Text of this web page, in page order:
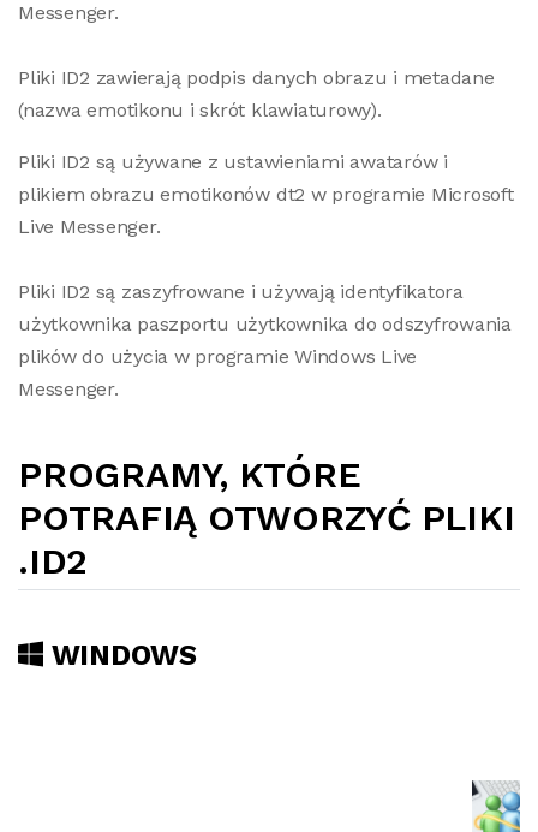
Messenger.
Pliki ID2 zawierają podpis danych obrazu i metadane
(nazwa emotikonu i skrót klawiaturowy).
Pliki ID2 są używane z ustawieniami awatarów i
plikiem obrazu emotikonów dt2 w programie Microsoft
Live Messenger.
Pliki ID2 są zaszyfrowane i używają identyfikatora
użytkownika paszportu użytkownika do odszyfrowania
plików do użycia w programie Windows Live
Messenger.
PROGRAMY, KTÓRE
POTRAFIĄ OTWORZYĆ PLIKI
.ID2
WINDOWS